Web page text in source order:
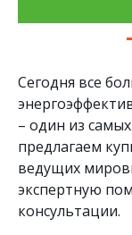
Сегодня все
– один из
предлагаем
ведущих
экспертную
консультации.